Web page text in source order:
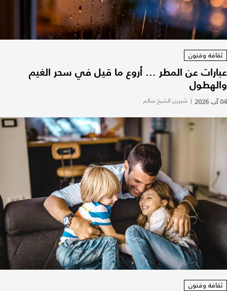
ثقافة وفنون
عبارات عن المطر ... أروع ما قيل في سحر الغيم
والهطول
04 آب 2026 | شيرين الشيخ سالم
ثقافة وفنون